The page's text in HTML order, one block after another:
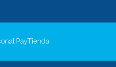
Pay Tienda